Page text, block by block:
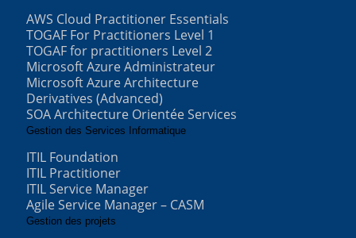
AWS Cloud Practitioner Essentials
TOGAF For Practitioners Level 1
TOGAF for practitioners Level 2
Microsoft Azure Administrateur
Microsoft Azure Architecture
Derivatives (Advanced)
SOA Architecture Orientée Services
Gestion des Services Informatique
ITIL Foundation
ITIL Practitioner
ITIL Service Manager
Agile Service Manager – CASM
Gestion des projets